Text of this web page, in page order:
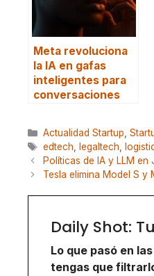
Meta revoluciona
la IA en gafas
inteligentes para
conversaciones
Categorías
Actualidad Startup
Etiquetas
edtech legaltech
Políticas de IA y LLM
Tesla elimina Model S y
Daily Shot:
Lo que pasó en
tengas que